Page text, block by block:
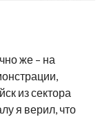
же – на
из сектора
я верил, что